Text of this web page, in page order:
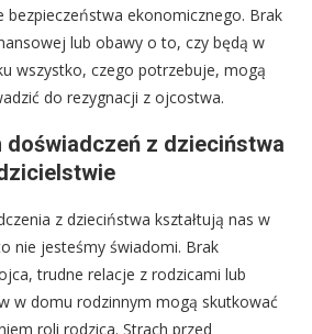
bezpieczeństwa ekonomicznego. Brak
lub obawy o to, czy będą w
wszystko, czego potrzebuje, mogą
do rezygnacji z ojcostwa.
doświadczeń z dzieciństwa
z dzieciństwa kształtują nas w
nie jesteśmy świadomi. Brak
trudne relacje z rodzicami lub
w domu rodzinnym mogą skutkować
roli rodzica. Strach przed